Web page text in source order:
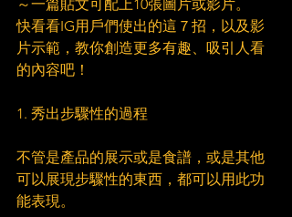
～一篇貼文可配上10張圖片或影片。
快看看IG用戶們使出的這７招，以及影
片示範，教你創造更多有趣、吸引人看
的內容吧！
1. 秀出步驟性的過程
不管是產品的展示或是食譜，或是其他
可以展現步驟性的東西，都可以用此功
能表現。